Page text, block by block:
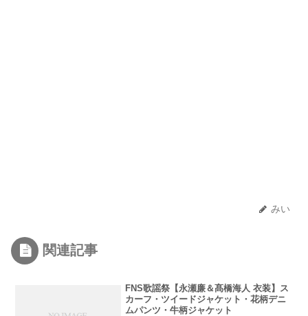
みい
関連記事
FNS歌謡祭【永瀬廉＆髙橋海人 衣装】ス
カーフ・ツイードジャケット・花柄デニ
ムパンツ・牛柄ジャケット